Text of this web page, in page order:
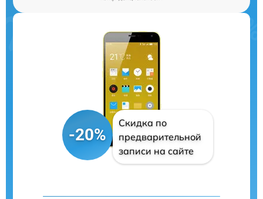
-20%
Скидка по
предварительной
записи на сайте